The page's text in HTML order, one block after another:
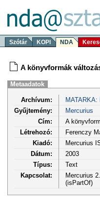
Szótár KOPI NDA
A könyvformák
Metaadatok
Archívum:
Gyűjtemény:
Mercurius
Cím:
A
Létrehozó:
Ferenczy
Kiadó:
Mercurius
Dátum:
2003
Típus:
Text
Kapcsolat:
Mercurius
(isPartOf)